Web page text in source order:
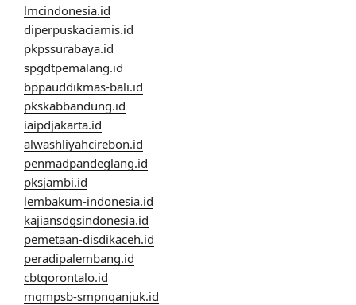
lmcindonesia.id
diperpuskaciamis.id
pkpssurabaya.id
spgdtpemalang.id
bppauddikmas-bali.id
pkskabbandung.id
iaipdjakarta.id
alwashliyahcirebon.id
penmadpandeglang.id
pksjambi.id
lembakum-indonesia.id
kajiansdgsindonesia.id
pemetaan-disdikaceh.id
peradipalembang.id
cbtgorontalo.id
mgmpsb-smpnganjuk.id